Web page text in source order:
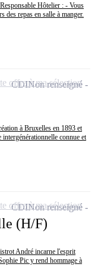
Hôtelier : - Vous
repas en salle à manger.
à Bruxelles en 1893 et
connue et
CDINon renseigné
offre à ma sélection
(H/F)
André incarne l'esprit
Pic y rend hommage à
CDINon renseigné
offre à ma sélection